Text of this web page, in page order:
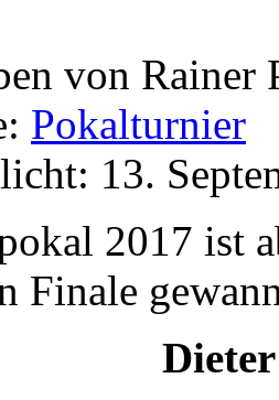
von Rainer
Pokalturnier
13.
2017 ist
Finale